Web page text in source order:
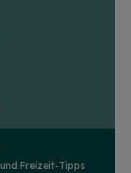
Freizeit-Tipps